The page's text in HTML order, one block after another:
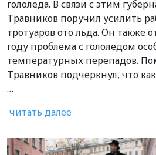
гололеда. В связи с этим
Травников поручил усилить
тротуаров ото льда. Он также
году проблема с гололедом
температурных перепадов.
Травников подчеркнул, что
…
читать далее